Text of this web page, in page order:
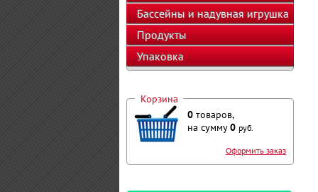
оборудование
Бассейны и надувная игрушка
Продукты
Упаковка
Корзина
0 товаров,
на сумму0 руб.
Оформить заказ